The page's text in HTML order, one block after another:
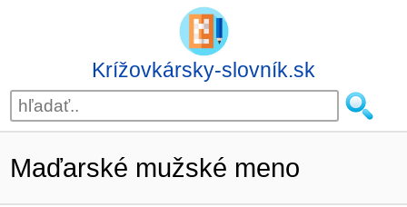
Krížovkársky-slovník.sk
Maďarské mužské meno